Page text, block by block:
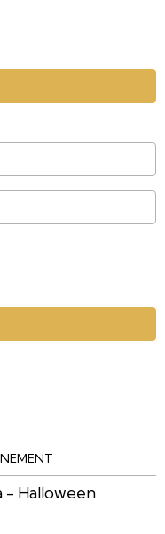
- Halloween